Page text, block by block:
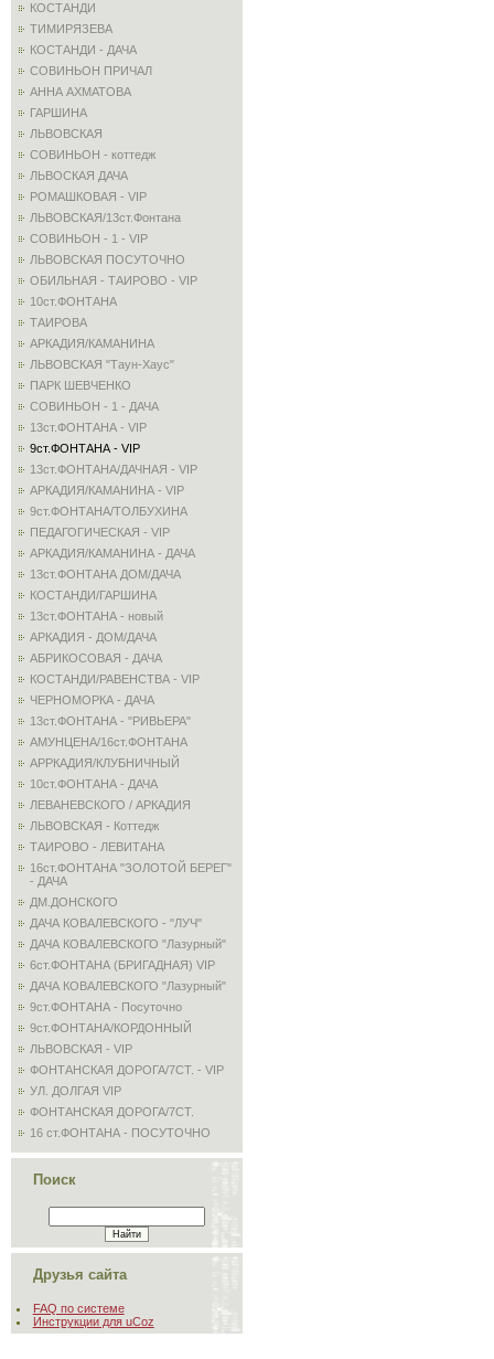
КОСТАНДИ
ТИМИРЯЗЕВА
КОСТАНДИ - ДАЧА
СОВИНЬОН ПРИЧАЛ
АННА АХМАТОВА
ГАРШИНА
ЛЬВОВСКАЯ
СОВИНЬОН - коттедж
ЛЬВОСКАЯ ДАЧА
РОМАШКОВАЯ - VIP
ЛЬВОВСКАЯ/13ст.Фонтана
СОВИНЬОН - 1 - VIP
ЛЬВОВСКАЯ ПОСУТОЧНО
ОБИЛЬНАЯ - ТАИРОВО - VIP
10ст.ФОНТАНА
ТАИРОВА
АРКАДИЯ/КАМАНИНА
ЛЬВОВСКАЯ "Таун-Хаус"
ПАРК ШЕВЧЕНКО
СОВИНЬОН - 1 - ДАЧА
13ст.ФОНТАНА - VIP
9ст.ФОНТАНА - VIP
13ст.ФОНТАНА/ДАЧНАЯ - VIP
АРКАДИЯ/КАМАНИНА - VIP
9ст.ФОНТАНА/ТОЛБУХИНА
ПЕДАГОГИЧЕСКАЯ - VIP
АРКАДИЯ/КАМАНИНА - ДАЧА
13ст.ФОНТАНА ДОМ/ДАЧА
КОСТАНДИ/ГАРШИНА
13ст.ФОНТАНА - новый
АРКАДИЯ - ДОМ/ДАЧА
АБРИКОСОВАЯ - ДАЧА
КОСТАНДИ/РАВЕНСТВА - VIP
ЧЕРНОМОРКА - ДАЧА
13ст.ФОНТАНА - "РИВЬЕРА"
АМУНЦЕНА/16ст.ФОНТАНА
АРРКАДИЯ/КЛУБНИЧНЫЙ
10ст.ФОНТАНА - ДАЧА
ЛЕВАНЕВСКОГО / АРКАДИЯ
ЛЬВОВСКАЯ - Коттедж
ТАИРОВО - ЛЕВИТАНА
16ст.ФОНТАНА "ЗОЛОТОЙ БЕРЕГ"
- ДАЧА
ДМ.ДОНСКОГО
ДАЧА КОВАЛЕВСКОГО - "ЛУЧ"
ДАЧА КОВАЛЕВСКОГО "Лазурный"
6ст.ФОНТАНА (БРИГАДНАЯ) VIP
ДАЧА КОВАЛЕВСКОГО "Лазурный"
9ст.ФОНТАНА - Посуточно
9ст.ФОНТАНА/КОРДОННЫЙ
ЛЬВОВСКАЯ - VIP
ФОНТАНСКАЯ ДОРОГА/7СТ. - VIP
УЛ. ДОЛГАЯ VIP
ФОНТАНСКАЯ ДОРОГА/7СТ.
16 ст.ФОНТАНА - ПОСУТОЧНО
Поиск
Друзья сайта
FAQ по системе
Инструкции для uCoz